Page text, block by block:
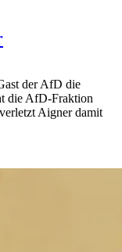
der AfD die
die AfD-Fraktion
Aigner damit